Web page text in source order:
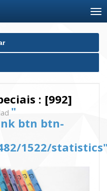
: [992]
"
btn btn-
1522/